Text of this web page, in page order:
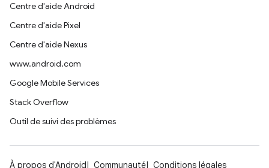
Centre d'aide Android
Centre d'aide Pixel
Centre d'aide Nexus
www.android.com
Google Mobile Services
Stack Overflow
Outil de suivi des problèmes
À propos d'Android Communauté Conditions légales